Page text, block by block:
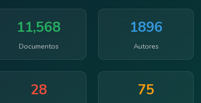
11,568
Documentos
1896
Autores
28 75